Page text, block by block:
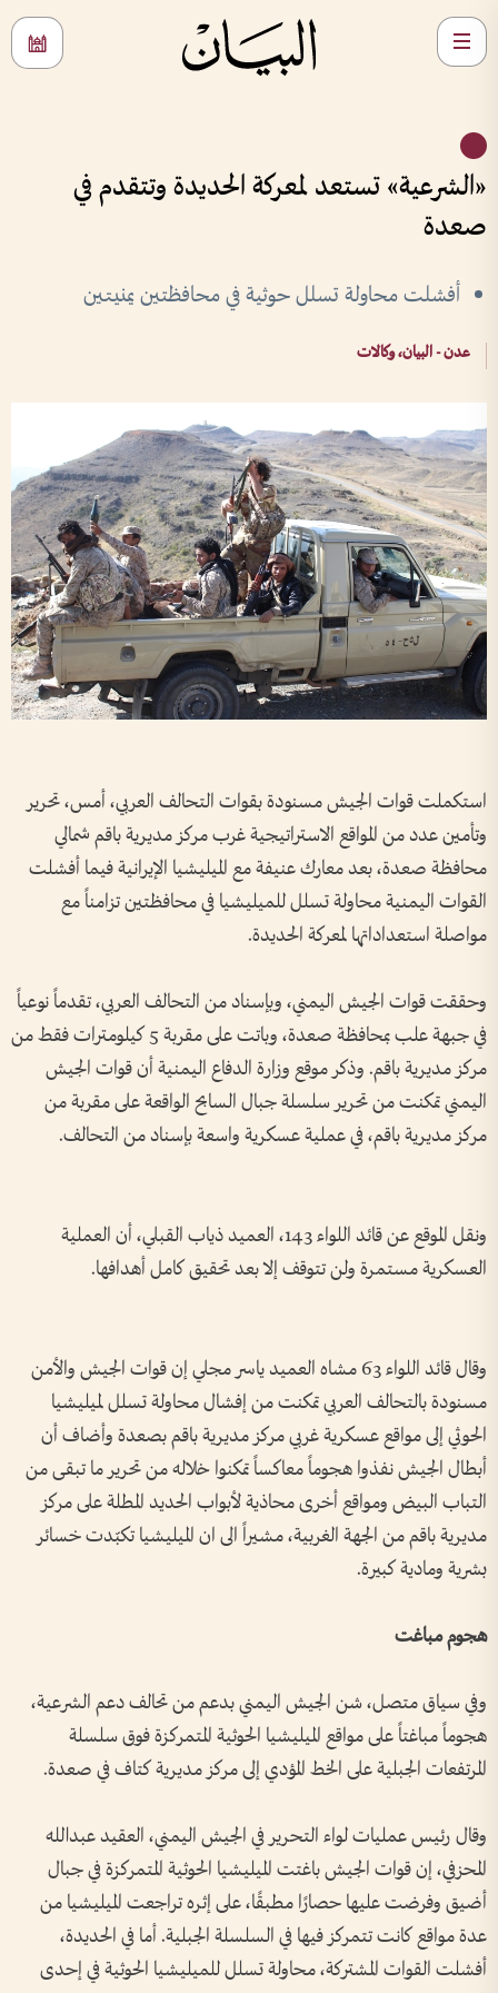
«الشرعية» تستعد لمعركة الحديدة وتتقدم في
صعدة
أفشلت محاولة تسلل حوثية في محافظتين يمنيتين
عدن - البيان، وكالات
استكملت قوات الجيش مسنودة بقوات التحالف العربي، أمس، تحرير
وتأمين عدد من المواقع الاستراتيجية غرب مركز مديرية باقم شمالي
محافظة صعدة، بعد معارك عنيفة مع الميليشيا الإيرانية فيما أفشلت
القوات اليمنية محاولة تسلل للميليشيا في محافظتين تزامناً مع
مواصلة استعداداتها لمعركة الحديدة.
وحققت قوات الجيش اليمني، وبإسناد من التحالف العربي، تقدماً نوعياً
في جبهة علب بمحافظة صعدة، وباتت على مقربة 5 كيلومترات فقط من
مركز مديرية باقم. وذكر موقع وزارة الدفاع اليمنية أن قوات الجيش
اليمني تمكنت من تحرير سلسلة جبال السابح الواقعة على مقربة من
مركز مديرية باقم، في عملية عسكرية واسعة بإسناد من التحالف.
ونقل الموقع عن قائد اللواء 143، العميد ذياب القبلي، أن العملية
العسكرية مستمرة ولن تتوقف إلا بعد تحقيق كامل أهدافها.
وقال قائد اللواء 63 مشاه العميد ياسر مجلي إن قوات الجيش والأمن
مسنودة بالتحالف العربي تمكنت من إفشال محاولة تسلل لميليشيا
الحوثي إلى مواقع عسكرية غربي مركز مديرية باقم بصعدة وأضاف أن
أبطال الجيش نفذوا هجوماً معاكساً تمكنوا خلاله من تحرير ما تبقى من
التباب البيض ومواقع أخرى محاذية لأبواب الحديد المطلة على مركز
مديرية باقم من الجهة الغربية، مشيراً الى ان الميليشيا تكبّدت خسائر
بشرية ومادية كبيرة.
هجوم مباغت
وفي سياق متصل، شن الجيش اليمني بدعم من تحالف دعم الشرعية،
هجوماً مباغتاً على مواقع الميليشيا الحوثية المتمركزة فوق سلسلة
المرتفعات الجبلية على الخط المؤدي إلى مركز مديرية كتاف في صعدة.
وقال رئيس عمليات لواء التحرير في الجيش اليمني، العقيد عبدالله
المحزفي، إن قوات الجيش باغتت الميليشيا الحوثية المتمركزة في جبال
أضيق وفرضت عليها حصارًا مطبقًا، على إثره تراجعت الميليشيا من
عدة مواقع كانت تتمركز فيها في السلسلة الجبلية. أما في الحديدة،
أفشلت القوات المشتركة، محاولة تسلل للميليشيا الحوثية في إحدى